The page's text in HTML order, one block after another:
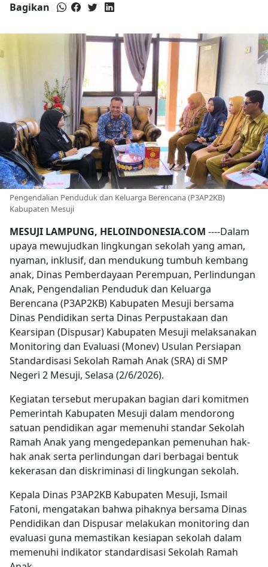
Bagikan
Pengendalian Penduduk dan Keluarga Berencana (P3AP2KB)
Kabupaten Mesuji
MESUJI LAMPUNG, HELOINDONESIA.COM ----Dalam
upaya mewujudkan lingkungan sekolah yang aman,
nyaman, inklusif, dan mendukung tumbuh kembang
anak, Dinas Pemberdayaan Perempuan, Perlindungan
Anak, Pengendalian Penduduk dan Keluarga
Berencana (P3AP2KB) Kabupaten Mesuji bersama
Dinas Pendidikan serta Dinas Perpustakaan dan
Kearsipan (Dispusar) Kabupaten Mesuji melaksanakan
Monitoring dan Evaluasi (Monev) Usulan Persiapan
Standardisasi Sekolah Ramah Anak (SRA) di SMP
Negeri 2 Mesuji, Selasa (2/6/2026).
Kegiatan tersebut merupakan bagian dari komitmen
Pemerintah Kabupaten Mesuji dalam mendorong
satuan pendidikan agar memenuhi standar Sekolah
Ramah Anak yang mengedepankan pemenuhan hak-
hak anak serta perlindungan dari berbagai bentuk
kekerasan dan diskriminasi di lingkungan sekolah.
Kepala Dinas P3AP2KB Kabupaten Mesuji, Ismail
Fatoni, mengatakan bahwa pihaknya bersama Dinas
Pendidikan dan Dispusar melakukan monitoring dan
evaluasi guna memastikan kesiapan sekolah dalam
memenuhi indikator standardisasi Sekolah Ramah